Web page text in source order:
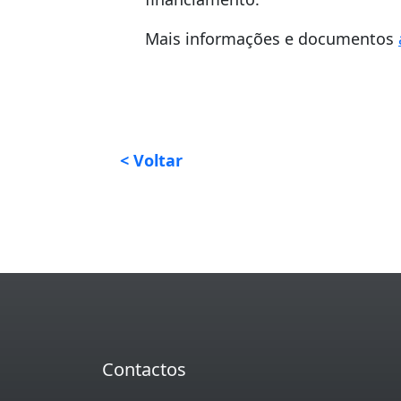
Mais informações e documentos
< Voltar
Contactos